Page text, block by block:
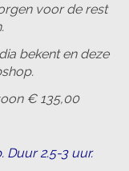
voor de rest
bekent en deze
€ 135,00
Duur 2.5-3 uur.